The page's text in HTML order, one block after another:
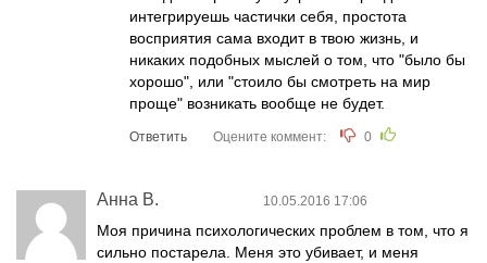
интегрируешь частички себя, простота
восприятия сама входит в твою жизнь, и
никаких подобных мыслей о том, что "было бы
хорошо", или "стоило бы смотреть на мир
проще" возникать вообще не будет.
Ответить Оцените коммент: 0
Анна В. 10.05.2016 17:06
Моя причина психологических проблем в том, что я
сильно постарела. Меня это убивает, и меня